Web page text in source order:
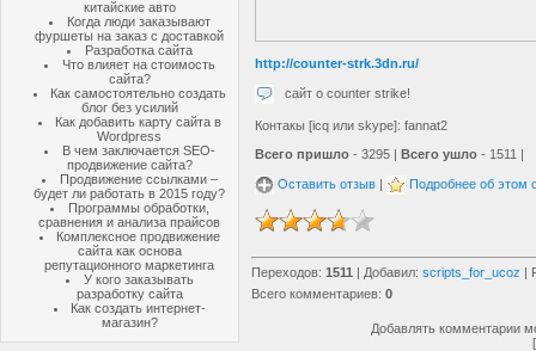
китайские авто
Когда люди заказывают
фуршеты на заказ с доставкой
Разработка сайта
Что влияет на стоимость
сайта?
Как самостоятельно создать
блог без усилий
Как добавить карту сайта в
Wordpress
В чем заключается SEO-
продвижение сайта?
Продвижение ссылками –
будет ли работать в 2015 году?
Программы обработки,
сравнения и анализа прайсов
Комплексное продвижение
сайта как основа
репутационного маркетинга
У кого заказывать
разработку сайта
Как создать интернет-
магазин?
http://counter-strk.3dn.ru/
сайт о counter strike!
Контакы [icq или skype]: fannat2
Всего пришло - 3295 | Всего ушло - 1511 |
Оставить отзыв | Подробнее об этом
Переходов: 1511 | Добавил: scripts_for_ucoz |
Всего комментариев: 0
Добавлять комментарии